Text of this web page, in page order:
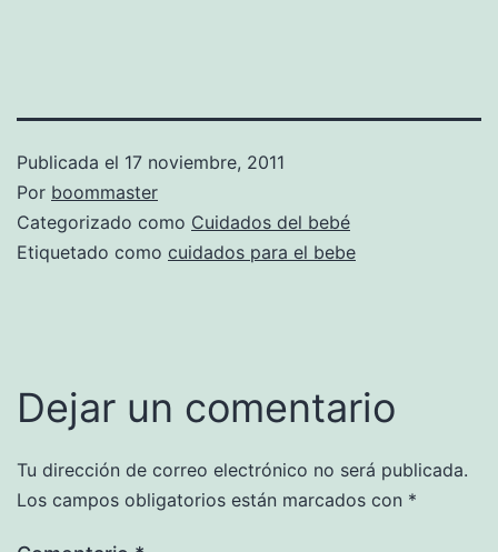
Publicada el 17 noviembre, 2011
Por boommaster
Categorizado como Cuidados del bebé
Etiquetado como cuidados para el bebe
Dejar un comentario
Tu dirección de correo electrónico no será publicada.
Los campos obligatorios están marcados con *